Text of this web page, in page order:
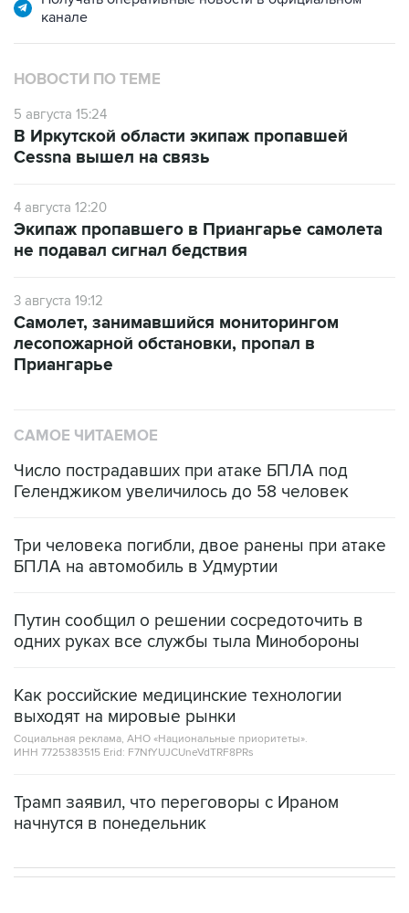
канале
НОВОСТИ ПО ТЕМЕ
5 августа 15:24
В Иркутской области экипаж пропавшей
Cessna вышел на связь
4 августа 12:20
Экипаж пропавшего в Приангарье самолета
не подавал сигнал бедствия
3 августа 19:12
Самолет, занимавшийся мониторингом
лесопожарной обстановки, пропал в
Приангарье
САМОЕ ЧИТАЕМОЕ
Число пострадавших при атаке БПЛА под
Геленджиком увеличилось до 58 человек
Три человека погибли, двое ранены при атаке
БПЛА на автомобиль в Удмуртии
Путин сообщил о решении сосредоточить в
одних руках все службы тыла Минобороны
Как российские медицинские технологии
выходят на мировые рынки
Социальная реклама, АНО «Национальные приоритеты».
ИНН 7725383515 Erid: F7NfYUJCUneVdTRF8PRs
Трамп заявил, что переговоры с Ираном
начнутся в понедельник